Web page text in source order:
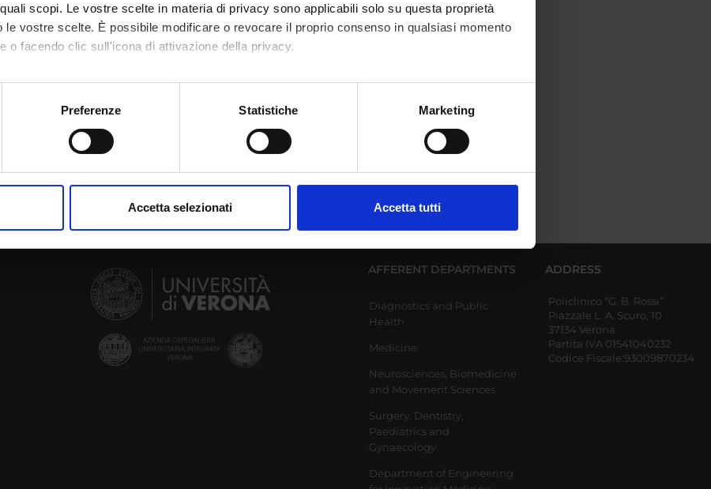
scopi. Le vostre scelte in materia di privacy sono applicabili solo su questa proprietà
le vostre scelte. È possibile modificare o revocare il proprio consenso in qualsiasi momento
o facendo clic sull'icona di attivazione della privacy.
anche:
sulla tua posizione geografica, con un'approssimazione di qualche metro,
in qualsiasi momento dalla Dichiarazione sui cookie.
dei loro servizi.
Preferenze Statistiche Marketing
Accetta selezionati Accetta tutti
AFFERENT DEPARTMENTS
Diagnostics and Public
Health
Medicine
Neurosciences, Biomedicine
and Movement Sciences
Surgery, Dentistry,
Paediatrics and
Gynaecology
Department of Engineering
ADDRESS
Policlinico “G. B. Rossi”
Piazzale L. A. Scuro, 10
37134 Verona
Partita IVA 01541040232
Codice Fiscale:93009870234